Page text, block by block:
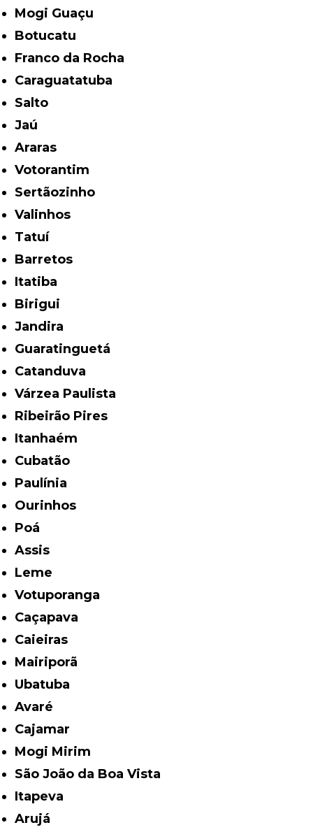
Mogi Guaçu
Botucatu
Franco da Rocha
Caraguatatuba
Salto
Jaú
Araras
Votorantim
Sertãozinho
Valinhos
Tatuí
Barretos
Itatiba
Birigui
Jandira
Guaratinguetá
Catanduva
Várzea Paulista
Ribeirão Pires
Itanhaém
Cubatão
Paulínia
Ourinhos
Poá
Assis
Leme
Votuporanga
Caçapava
Caieiras
Mairiporã
Ubatuba
Avaré
Cajamar
Mogi Mirim
São João da Boa Vista
Itapeva
Arujá